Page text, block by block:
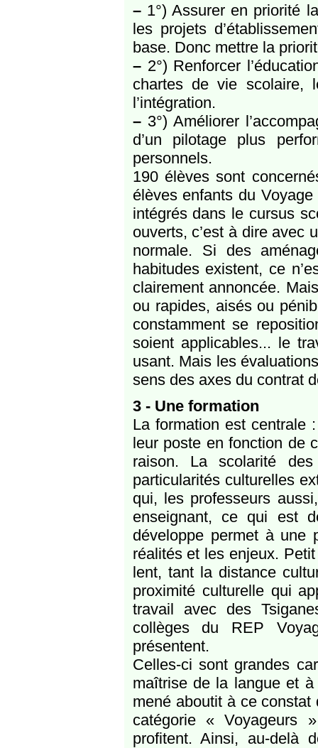
–1°) Assurer en priorité
les projets
base. Donc mettre la
–2°) Renforcer
chartes de vie scolaire,
l’intégration.
–3°) Améliorer
d’un pilotage plus
personnels.
190 élèves sont
élèves enfants du
intégrés dans le cursus
ouverts, c’est à dire avec
normale. Si des
habitudes existent, ce
clairement annoncée.
ou rapides, aisés ou
constamment se
soient applicables... le
usant. Mais les
sens des axes du contrat
3 - Une formation
La formation est centrale
leur poste en fonction de
raison. La scolarité
particularités culturelles
qui, les professeurs
enseignant, ce qui est
développe permet à une
réalités et les enjeux.
lent, tant la distance
proximité culturelle qui
travail avec des
collèges du REP
présentent.
Celles-ci sont grandes
maîtrise de la langue et à
mené aboutit à ce constat
catégorie « Voyageurs
profitent. Ainsi, au-delà